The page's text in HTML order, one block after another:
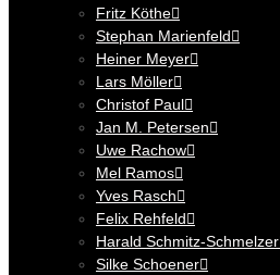
Fritz Köthe
Stephan Marienfeld
Heiner Meyer
Lars Möller
Christof Paul
Jan M. Petersen
Uwe Rachow
Mel Ramos
Yves Rasch
Felix Rehfeld
Harald Schmitz-Schmelzer
Silke Schoener